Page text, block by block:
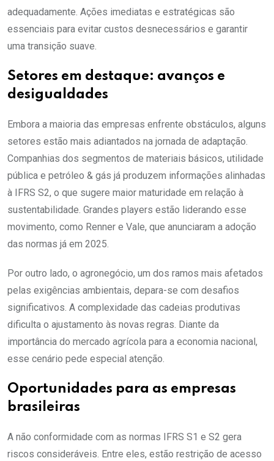
adequadamente. Ações imediatas e estratégicas são
essenciais para evitar custos desnecessários e garantir
uma transição suave.
Setores em destaque: avanços e
desigualdades
Embora a maioria das empresas enfrente obstáculos, alguns
setores estão mais adiantados na jornada de adaptação.
Companhias dos segmentos de materiais básicos, utilidade
pública e petróleo & gás já produzem informações alinhadas
à IFRS S2, o que sugere maior maturidade em relação à
sustentabilidade. Grandes players estão liderando esse
movimento, como Renner e Vale, que anunciaram a adoção
das normas já em 2025.
Por outro lado, o agronegócio, um dos ramos mais afetados
pelas exigências ambientais, depara-se com desafios
significativos. A complexidade das cadeias produtivas
dificulta o ajustamento às novas regras. Diante da
importância do mercado agrícola para a economia nacional,
esse cenário pede especial atenção.
Oportunidades para as empresas
brasileiras
A não conformidade com as normas IFRS S1 e S2 gera
riscos consideráveis. Entre eles, estão restrição de acesso